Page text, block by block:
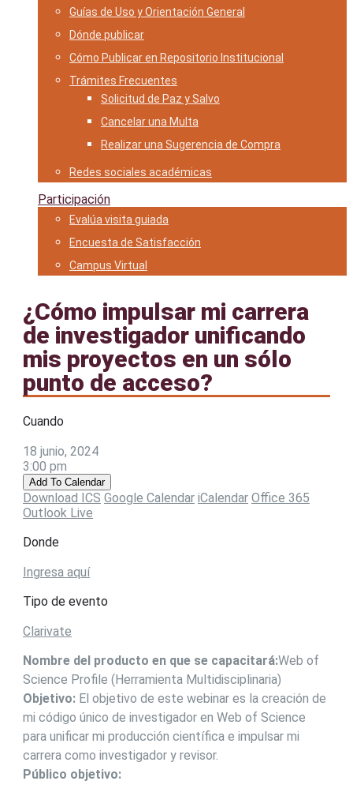
Guías de Uso y Orientación General
Dónde publicar
Cómo Publicar en Repositorio Institucional
Trámites Frecuentes
Solicitud de Paz y Salvo
Cancelar una Multa
Realizar una Sugerencia de Compra
Redes sociales académicas
Participación
Evalúa visita guiada
Encuesta de Satisfacción
Campus Virtual
¿Cómo impulsar mi carrera
de investigador unificando
mis proyectos en un sólo
punto de acceso?
Cuando
18 junio, 2024
3:00 pm
Add To Calendar
Download ICS Google Calendar iCalendar Office 365
Outlook Live
Donde
Ingresa aquí
Tipo de evento
Clarivate
Nombre del producto en que se capacitará:Web of
Science Profile (Herramienta Multidisciplinaria)
Objetivo: El objetivo de este webinar es la creación de
mi código único de investigador en Web of Science
para unificar mi producción científica e impulsar mi
carrera como investigador y revisor.
Público objetivo: